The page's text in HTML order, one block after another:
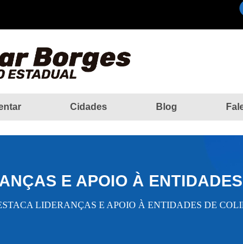
Cidades Blog
E APOIO À
LIDERANÇAS E APOIO À ENTIDADES DE